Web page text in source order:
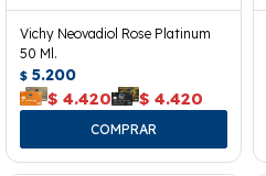
Vichy Neovadiol Rose Platinum
50 Ml.
$ 5.200
$ 4.420 $ 4.420